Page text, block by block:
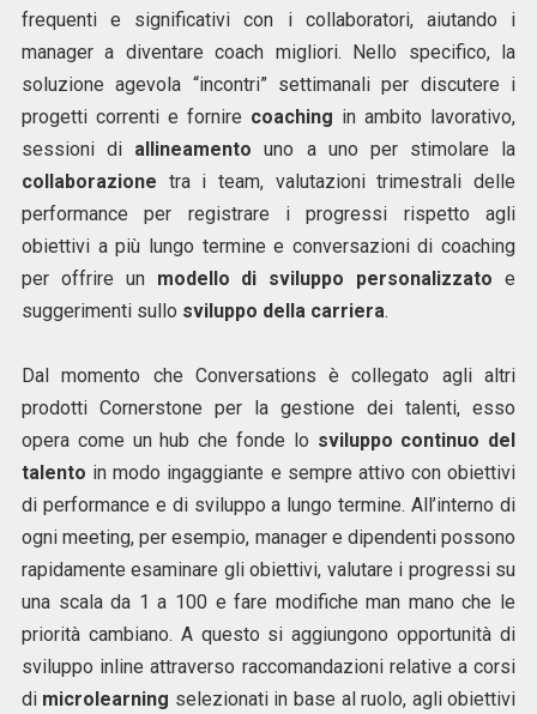
frequenti e significativi con i collaboratori, aiutando i
manager a diventare coach migliori. Nello specifico, la
soluzione agevola “incontri” settimanali per discutere i
progetti correnti e fornire coaching in ambito lavorativo,
sessioni di allineamento uno a uno per stimolare la
collaborazione tra i team, valutazioni trimestrali delle
performance per registrare i progressi rispetto agli
obiettivi a più lungo termine e conversazioni di coaching
per offrire un modello di sviluppo personalizzato e
suggerimenti sullo sviluppo della carriera.
Dal momento che Conversations è collegato agli altri
prodotti Cornerstone per la gestione dei talenti, esso
opera come un hub che fonde lo sviluppo continuo del
talento in modo ingaggiante e sempre attivo con obiettivi
di performance e di sviluppo a lungo termine. All’interno di
ogni meeting, per esempio, manager e dipendenti possono
rapidamente esaminare gli obiettivi, valutare i progressi su
una scala da 1 a 100 e fare modifiche man mano che le
priorità cambiano. A questo si aggiungono opportunità di
sviluppo inline attraverso raccomandazioni relative a corsi
di microlearning selezionati in base al ruolo, agli obiettivi